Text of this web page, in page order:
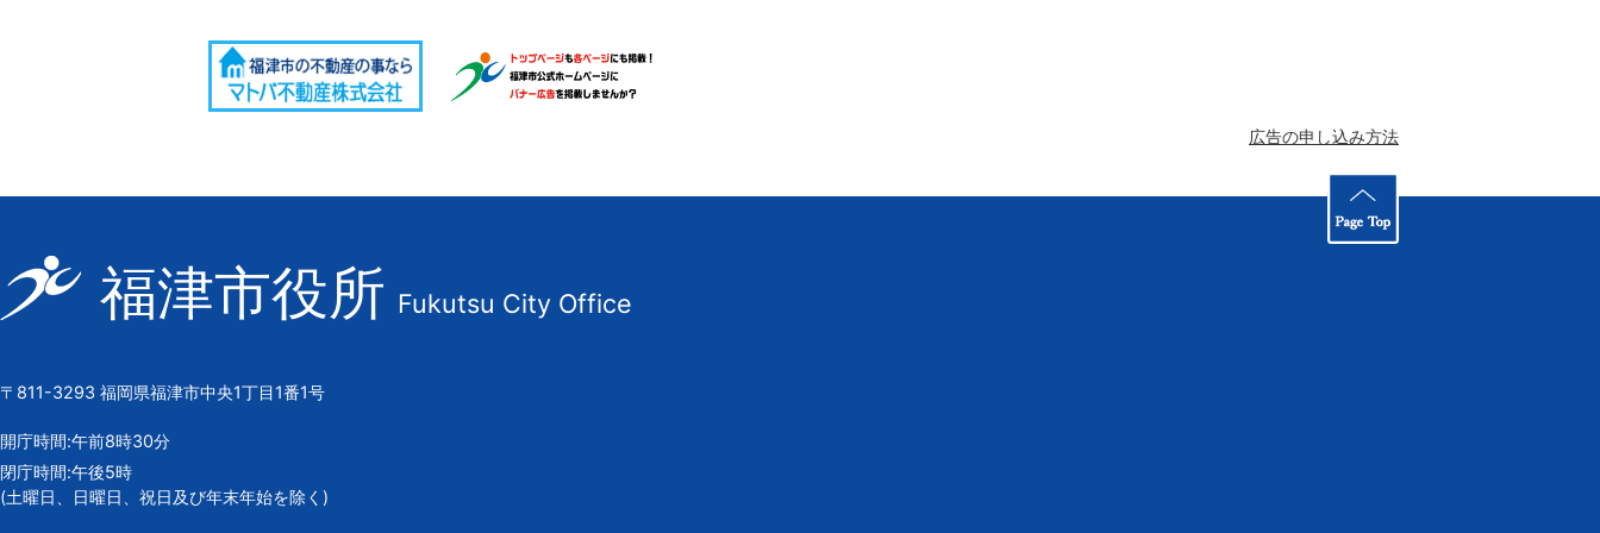
広告の申し込み方法
福
津
市
章
福津市役所 Fukutsu City Office
〒811-3293 福岡県福津市中央1丁目1番1号
開庁時間:午前8時30分
閉庁時間:午後5時
(土曜日、日曜日、祝日及び年末年始を除く)